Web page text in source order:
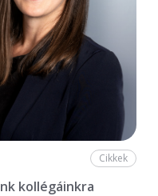
Cikkek
kollégáinkra